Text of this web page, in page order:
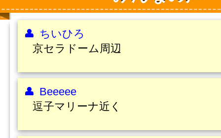
ちいひろ
京セラドーム周辺
Beeeee
逗子マリーナ近く